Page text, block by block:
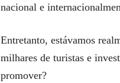
nacional e
Entretanto, estávamos
milhares de turistas e
promover?